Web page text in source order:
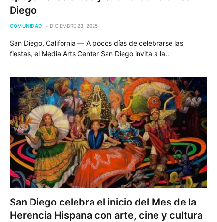
Diego
COMUNIDAD DICIEMBRE 23, 2025
San Diego, California — A pocos días de celebrarse las
fiestas, el Media Arts Center San Diego invita a la…
San Diego celebra el inicio del Mes de la
Herencia Hispana con arte, cine y cultura